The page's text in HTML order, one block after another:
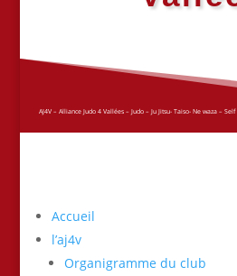
AJ4V – Alliance Judo 4 Vallées – Judo – Ju Jitsu- Taiso- Ne waza – Self
Accueil
l’aj4v
Organigramme du club